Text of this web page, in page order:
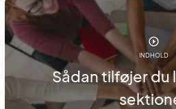
INDHOLD
Sådan tilføjer du